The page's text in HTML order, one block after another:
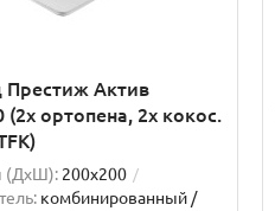
Престиж Актив
(2x ортопена, 2x кокос.
(ДxШ): 200x200
комбинированный /